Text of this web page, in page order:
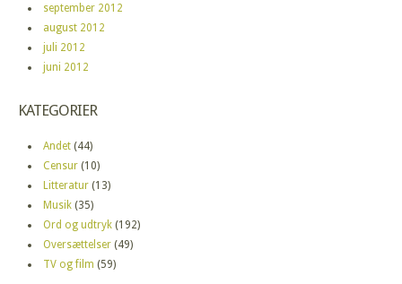
september 2012
august 2012
juli 2012
juni 2012
KATEGORIER
Andet (44)
Censur (10)
Litteratur (13)
Musik (35)
Ord og udtryk (192)
Oversættelser (49)
TV og film (59)